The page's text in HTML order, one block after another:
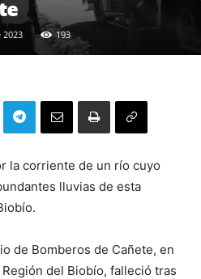
2023 193
la corriente de un río cuyo
lluvias de esta
de Bomberos de Cañete, en
del Biobío, falleció tras